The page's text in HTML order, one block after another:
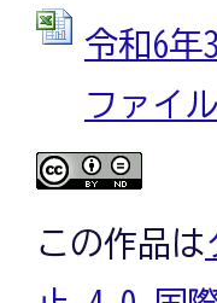
令和6年
ファイ
この作品は